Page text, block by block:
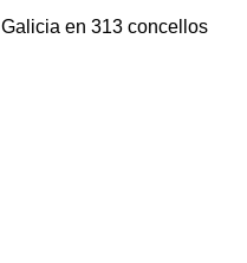
Galicia en 313 concellos